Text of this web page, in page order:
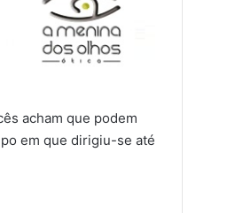
acham que podem
em que dirigiu-se até